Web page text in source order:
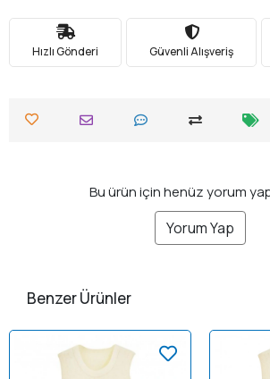
Hızlı Gönderi Güvenli Alışveriş
Bu ürün için henüz yorum
Yorum Yap
Benzer Ürünler